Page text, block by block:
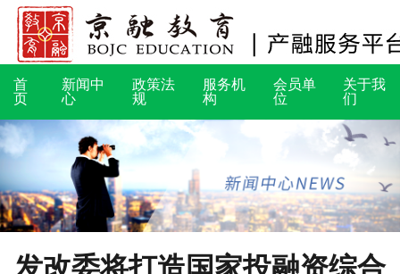
首
页
新闻中
心
政策法
规
服务机
构
会员单
位
关于我
们